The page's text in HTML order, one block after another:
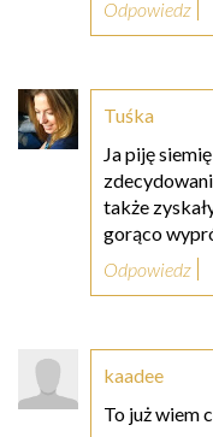
Odpowiedz
Tuśka
Ja piję
także
gorąco
Odpowiedz
kaadee
To już wiem